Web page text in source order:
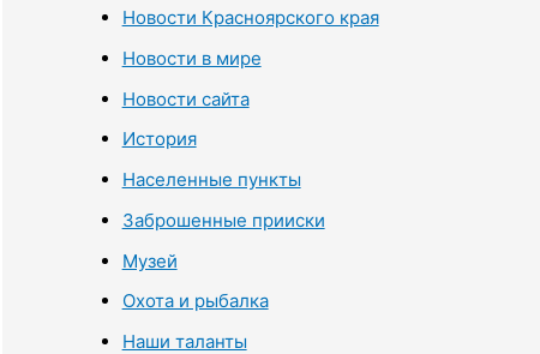
Новости Красноярского края
Новости в мире
Новости сайта
История
Населенные пункты
Заброшенные прииски
Музей
Охота и рыбалка
Наши таланты